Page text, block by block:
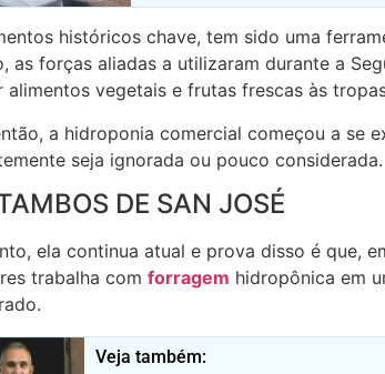
históricos chave, tem sido uma
as forças aliadas a utilizaram durante a
alimentos vegetais e frutas frescas às
a hidroponia comercial começou a se
seja ignorada ou pouco considerada.
DE SAN JOSÉ
ela continua atual e prova disso é que,
trabalha com forragem hidropônica em
Veja também: